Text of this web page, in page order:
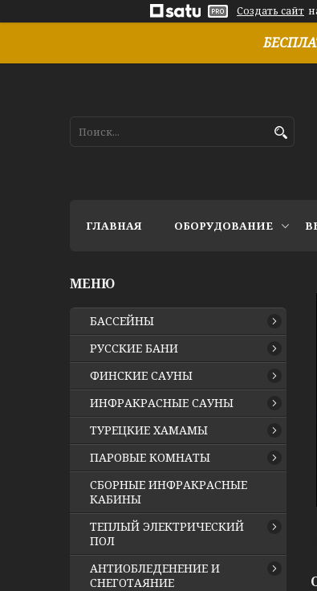
Создать сайт
ГЛАВНАЯ ОБОРУДОВАНИЕ
БАССЕЙНЫ
РУССКИЕ БАНИ
ФИНСКИЕ САУНЫ
ИНФРАКРАСНЫЕ САУНЫ
ТУРЕЦКИЕ ХАМАМЫ
ПАРОВЫЕ КОМНАТЫ
СБОРНЫЕ ИНФРАКРАСНЫЕ
КАБИНЫ
ТЕПЛЫЙ ЭЛЕКТРИЧЕСКИЙ
ПОЛ
АНТИОБЛЕДЕНЕНИЕ И
СНЕГОТАЯНИЕ